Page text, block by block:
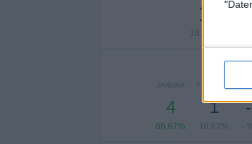
1
16,67%
JANUAR
4
66,67%
FEBRUAR
1
16,67%
-
- %